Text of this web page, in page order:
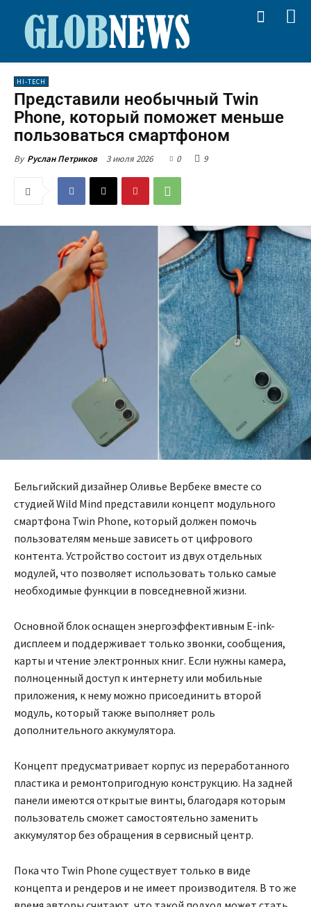
HI-TECH
Представили необычный Twin
Phone, который поможет меньше
пользоваться смартфоном
By Руслан Петриков 3 июля 2026 0 9
Бельгийский дизайнер Оливье Вербеке вместе со
студией Wild Mind представили концепт модульного
смартфона Twin Phone, который должен помочь
пользователям меньше зависеть от цифрового
контента. Устройство состоит из двух отдельных
модулей, что позволяет использовать только самые
необходимые функции в повседневной жизни.
Основной блок оснащен энергоэффективным E-ink-
дисплеем и поддерживает только звонки, сообщения,
карты и чтение электронных книг. Если нужны камера,
полноценный доступ к интернету или мобильные
приложения, к нему можно присоединить второй
модуль, который также выполняет роль
дополнительного аккумулятора.
Концепт предусматривает корпус из переработанного
пластика и ремонтопригодную конструкцию. На задней
панели имеются открытые винты, благодаря которым
пользователь сможет самостоятельно заменить
аккумулятор без обращения в сервисный центр.
Пока что Twin Phone существует только в виде
концепта и рендеров и не имеет производителя. В то же